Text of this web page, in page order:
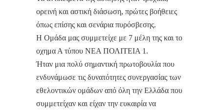
ορεινή και αστική διάσωση, πρώτες βοήθειες
όπως επίσης και σενάρια πυρόσβεσης.
Η Ομάδα μας συμμετείχε με 7 μέλη της και το
οχημα Α τύπου ΝΕΑ ΠΟΛΙΤΕΙΑ 1.
Ήταν μια πολύ σημαντική πρωτοβουλία που
ενδυνάμωσε τις δυνατότητες συνεργασίας των
εθελοντικών ομάδων από όλη την Ελλάδα που
συμμετείχαν και είχαν την ευκαιρία να